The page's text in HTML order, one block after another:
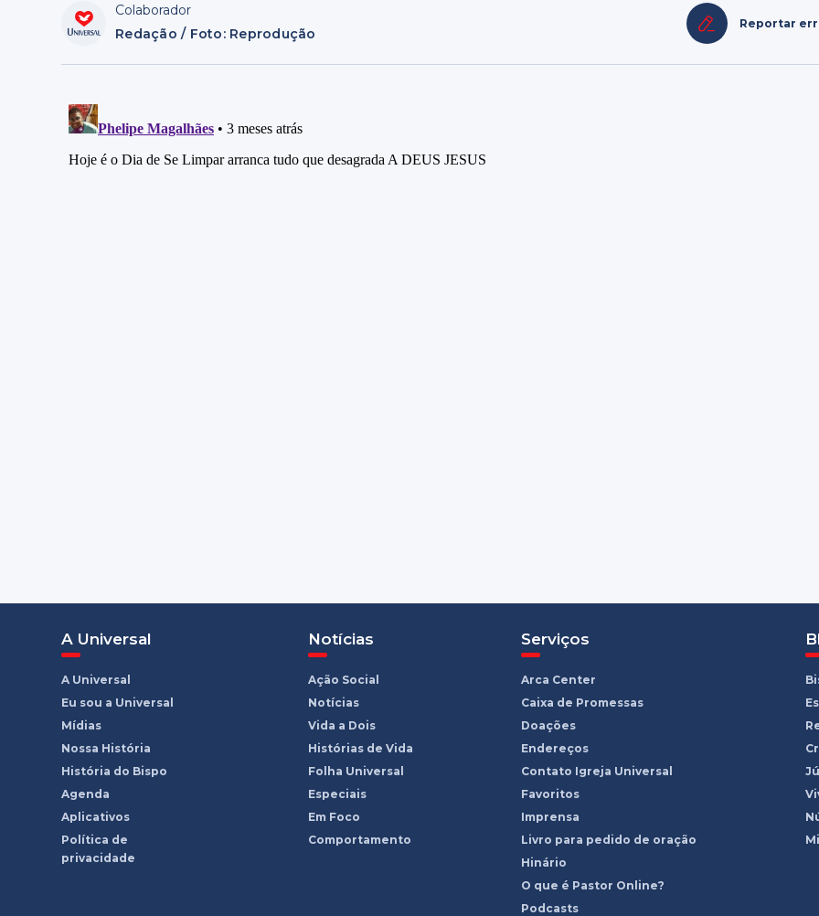
Colaborador
Redação / Foto: Reprodução
Reportar
A Universal
A Universal
Eu sou a Universal
Mídias
Nossa História
História do Bispo
Agenda
Aplicativos
Política de
privacidade
Notícias
Ação Social
Notícias
Vida a Dois
Histórias de Vida
Folha Universal
Especiais
Em Foco
Comportamento
Serviços
Arca Center
Caixa de Promessas
Doações
Endereços
Contato Igreja Universal
Favoritos
Imprensa
Livro para pedido de oração
Hinário
O que é Pastor Online?
Podcasts